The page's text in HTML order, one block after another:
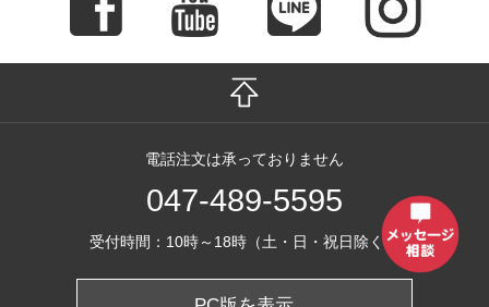
電話注文は承っておりません
047-489-5595
受付時間：10時～18時（土・日・祝日除く）